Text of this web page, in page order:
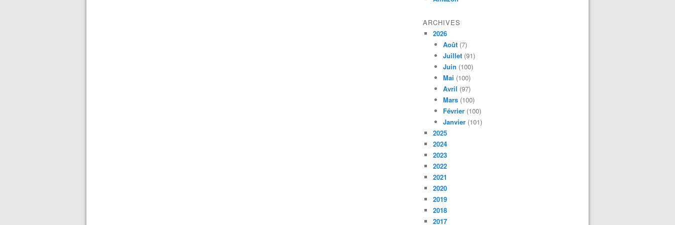
ARCHIVES
2026
Août (7)
Juillet (91)
Juin (100)
Mai (100)
Avril (97)
Mars (100)
Février (100)
Janvier (101)
2025
2024
2023
2022
2021
2020
2019
2018
2017